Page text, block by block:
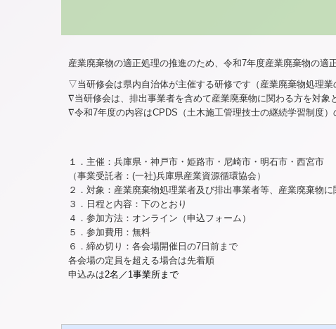
産業廃棄物の適正処理の推進のため、令和7年度産業廃棄物の適
▽当研修会は県内自治体が主催する研修です（産業廃棄物処理業
∇当研修会は、排出事業者を含めて産業廃棄物に関わる方を対象
∇令和7年度の内容はCPDS（土木施工管理技士の継続学習制度
１．主催：兵庫県・神戸市・姫路市・尼崎市・明石市・西宮市
（事業受託者：(一社)兵庫県産業資源循環協会）
２．対象：産業廃棄物処理業者及び排出事業者等、産業廃棄物に
３．日程と内容：下のとおり
４．参加方法：オンライン（申込フォーム）
５．参加費用：無料
６．締め切り：各会場開催日の7日前まで
各会場の定員を超える場合は先着順
申込みは2名／1事業所まで